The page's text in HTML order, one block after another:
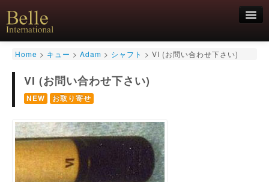
新規会員登録
ログイン
HOME
キュー用途別
シャフト
キューケース
アクセサリー
特価商品
お気軽にお問合せくださいませ！
Home > キュー > Adam > シャフト > VI (お問い合わせ下さい)
VI (お問い合わせ下さい)
NEW お取り寄せ